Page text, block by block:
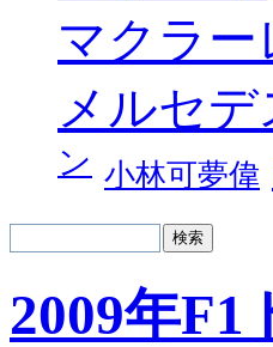
マクラー
メルセデ
ン 小林可夢偉
2009年F1